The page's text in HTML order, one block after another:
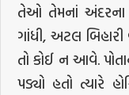
તેઓ તેમનાં અંદરના
ગાંધી, અટલ
તો કોઈ ન આવે.
પડ્યો હતો ત્યારે